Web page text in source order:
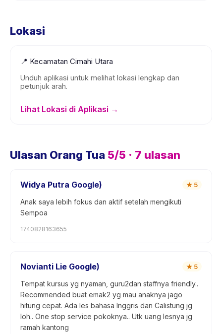
Lokasi
📍 Kecamatan Cimahi Utara
Unduh aplikasi untuk melihat lokasi lengkap dan
petunjuk arah.
Lihat Lokasi di Aplikasi →
Ulasan Orang Tua 5/5 · 7 ulasan
Widya Putra Google) ★ 5
Anak saya lebih fokus dan aktif setelah mengikuti
Sempoa
1740828163655
Novianti Lie Google) ★ 5
Tempat kursus yg nyaman, guru2dan staffnya friendly..
Recommended buat emak2 yg mau anaknya jago
hitung cepat. Ada les bahasa Inggris dan Calistung jg
loh.. One stop service pokoknya.. Utk uang lesnya jg
ramah kantong